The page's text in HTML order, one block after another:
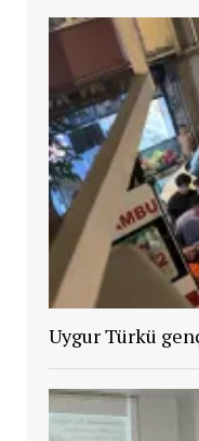
Uygur Türkü